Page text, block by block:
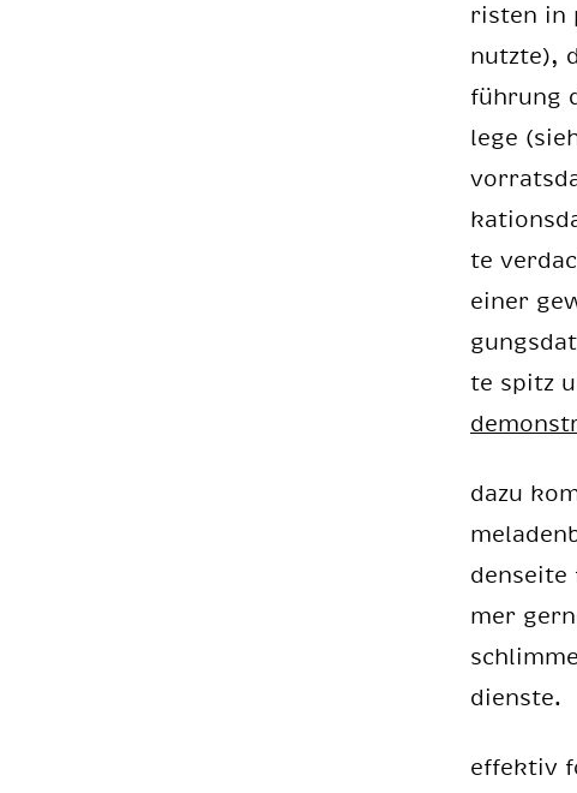
ris­ten in
nutz­te),
füh­rung
le­ge
te
ei­ner
te spitz
dazu
den­sei­te
mer
diens­te.
ef­fek­tiv